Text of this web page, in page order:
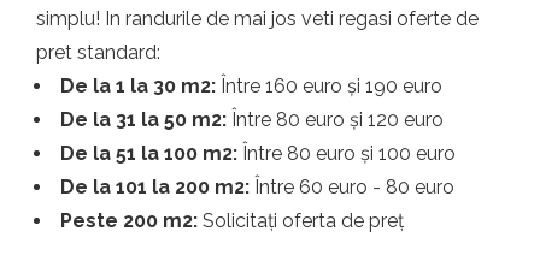
simplu! In randurile de mai jos veti regasi oferte de
pret standard:
De la 1 la 30 m2: Între 160 euro și 190 euro
De la 31 la 50 m2: Între 80 euro și 120 euro
De la 51 la 100 m2: Între 80 euro și 100 euro
De la 101 la 200 m2: Între 60 euro - 80 euro
Peste 200 m2: Solicitați oferta de preț